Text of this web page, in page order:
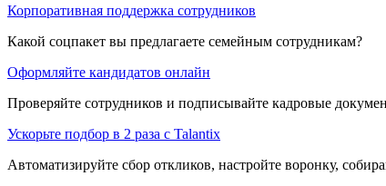
Корпоративная поддержка сотрудников
Какой соцпакет вы предлагаете семейным сотрудникам?
Оформляйте кандидатов онлайн
Проверяйте сотрудников и подписывайте кадровые
Ускорьте подбор в 2 раза с Talantix
Автоматизируйте сбор откликов, настройте воронку,